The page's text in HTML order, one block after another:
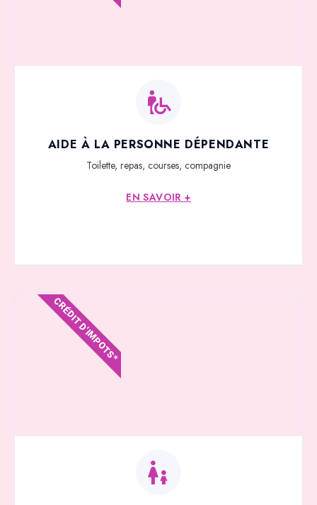
AIDE À LA PERSONNE DÉPENDANTE
Toilette, repas, courses, compagnie
EN SAVOIR +
CRÉDIT D'IMPOTS*